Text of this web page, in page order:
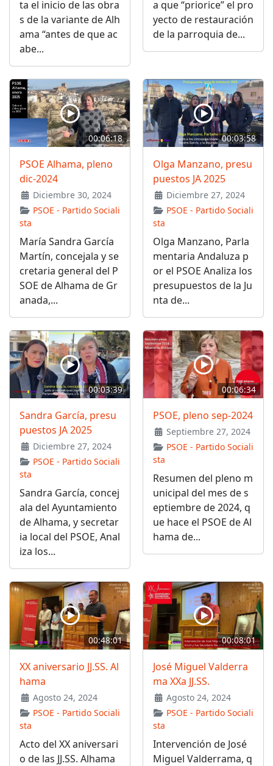
ta el inicio de las obra
s de la variante de Alh
ama “antes de que ac
abe...
a que “priorice” el pro
yecto de restauración
de la parroquia de...
00:06:18
PSOE Alhama, pleno
dic-2024
Diciembre 30, 2024
PSOE - Partido Sociali
sta
María Sandra García
Martín, concejala y se
cretaria general del P
SOE de Alhama de Gr
anada,...
00:03:58
Olga Manzano, presu
puestos JA 2025
Diciembre 27, 2024
PSOE - Partido Sociali
sta
Olga Manzano, Parla
mentaria Andaluza p
or el PSOE Analiza los
presupuestos de la Ju
nta de...
00:03:39
Sandra García, presu
puestos JA 2025
Diciembre 27, 2024
PSOE - Partido Sociali
sta
Sandra García, concej
ala del Ayuntamiento
de Alhama, y secretar
ia local del PSOE, Anal
iza los...
00:06:34
PSOE, pleno sep-2024
Septiembre 27, 2024
PSOE - Partido Sociali
sta
Resumen del pleno m
unicipal del mes de s
eptiembre de 2024, q
ue hace el PSOE de Al
hama de...
00:48:01
XX aniversario JJ.SS. Al
hama
Agosto 24, 2024
PSOE - Partido Sociali
sta
Acto del XX aniversari
o de las JJ.SS. Alhama
00:08:01
José Miguel Valderra
ma XXa JJ.SS.
Agosto 24, 2024
PSOE - Partido Sociali
sta
Intervención de José
Miguel Valderrama, q